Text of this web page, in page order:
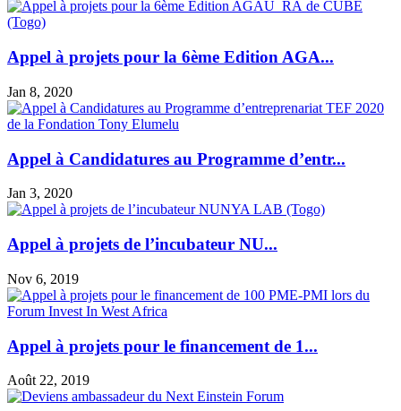
Appel à projets pour la 6ème Edition AGA...
Jan 8, 2020
Appel à Candidatures au Programme d’entr...
Jan 3, 2020
Appel à projets de l’incubateur NU...
Nov 6, 2019
Appel à projets pour le financement de 1...
Août 22, 2019